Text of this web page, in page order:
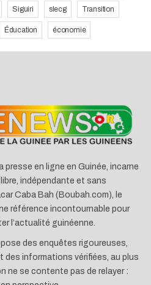
Siguiri slecg Transition
Éducation économie
presse en ligne en Guinée, incarne
indépendante et sans
Caba Bah (Boubah.com), le
référence incontournable pour
l’actualité guinéenne.
des enquêtes rigoureuses,
informations vérifiées, au plus
ne se contente pas de relayer :